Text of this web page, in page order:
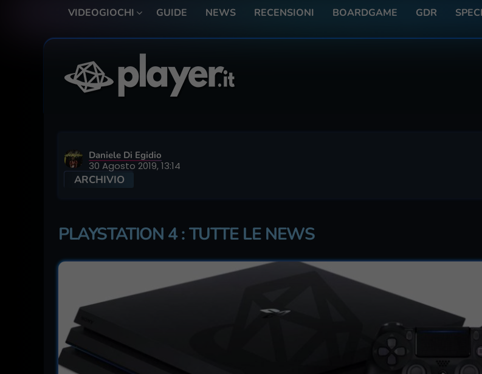
VIDEOGIOCHI GUIDE NEWS RECENSIONI BOARDGAME GDR
Daniele Di Egidio
30 Agosto 2019, 13:14
ARCHIVIO
PLAYSTATION 4 : TUTTE LE NEWS